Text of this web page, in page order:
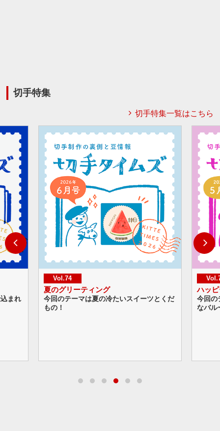
切手特集
切手特集一覧はこちら
ツとくだ
Vol.73
ハッピーグリーティング
今回のテーマはホームパーティー。ポップ
なバルーンのデザインに注目！